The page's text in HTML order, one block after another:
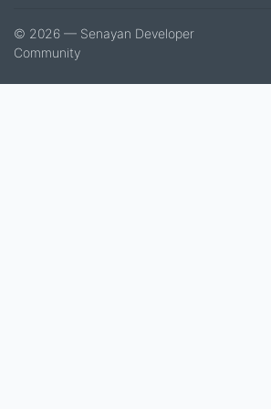
© 2026 — Senayan Developer
Community